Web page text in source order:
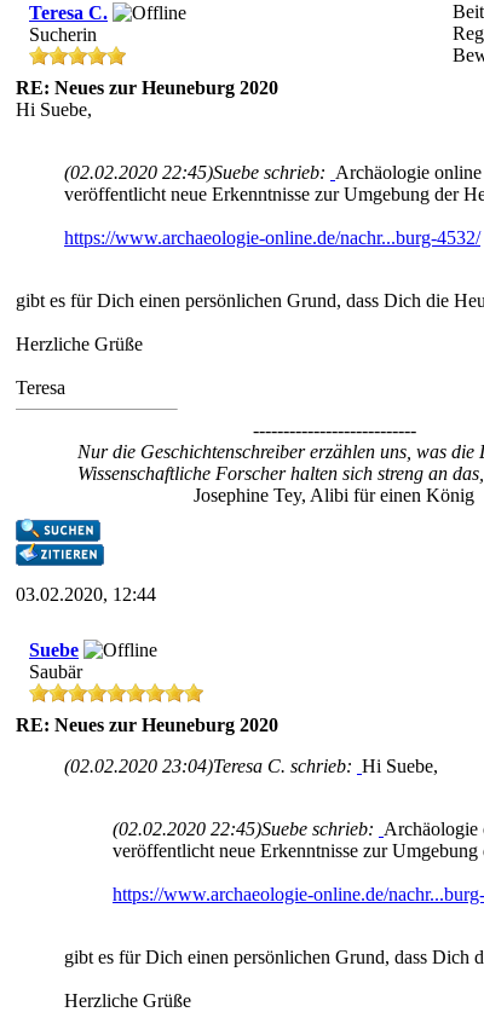
Teresa C.
Sucherin
RE: Neues zur Heuneburg 2020
Hi Suebe,
(02.02.2020 22:45)Suebe schrieb: Archäologie online
veröffentlicht neue Erkenntnisse zur Umgebung der
https://www.archaeologie-online.de/nachr...burg-4532/
gibt es für Dich einen persönlichen Grund, dass Dich die
Herzliche Grüße
Teresa
---------------------------
Nur die Geschichtenschreiber erzählen uns, was die
Wissenschaftliche Forscher halten sich streng an
Josephine Tey, Alibi für einen König
03.02.2020, 12:44
Suebe
Saubär
RE: Neues zur Heuneburg 2020
(02.02.2020 23:04)Teresa C. schrieb: Hi Suebe,
(02.02.2020 22:45)Suebe schrieb: Archäologie
veröffentlicht neue Erkenntnisse zur Umgebung
https://www.archaeologie-online.de/
gibt es für Dich einen persönlichen Grund, dass Dich
Herzliche Grüße